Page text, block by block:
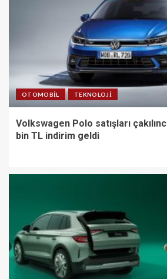
OTOMOBIL TEKNOLOJI
Volkswagen Polo satışları
bin TL indirim geldi